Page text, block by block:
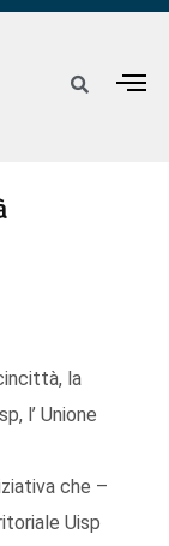
la
l’ Unione
che –
Uisp